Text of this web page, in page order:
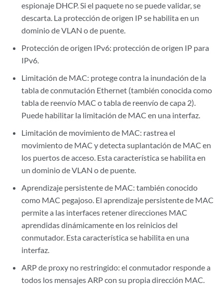
espionaje DHCP. Si el paquete no se puede validar, se
descarta. La protección de origen IP se habilita en un
dominio de VLAN o de puente.
Protección de origen IPv6: protección de origen IP para
IPv6.
Limitación de MAC: protege contra la inundación de la
tabla de conmutación Ethernet (también conocida como
tabla de reenvío MAC o tabla de reenvío de capa 2).
Puede habilitar la limitación de MAC en una interfaz.
Limitación de movimiento de MAC: rastrea el
movimiento de MAC y detecta suplantación de MAC en
los puertos de acceso. Esta característica se habilita en
un dominio de VLAN o de puente.
Aprendizaje persistente de MAC: también conocido
como MAC pegajoso. El aprendizaje persistente de MAC
permite a las interfaces retener direcciones MAC
aprendidas dinámicamente en los reinicios del
conmutador. Esta característica se habilita en una
interfaz.
ARP de proxy no restringido: el conmutador responde a
todos los mensajes ARP con su propia dirección MAC.